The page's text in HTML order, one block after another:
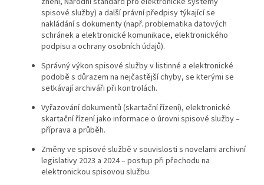
spisové služby) a další právní předpisy týkající se
nakládání s dokumenty (např. problematika datových
schránek a elektronické komunikace, elektronického
podpisu a ochrany osobních údajů).
Správný výkon spisové služby v listinné a elektronické
podobě s důrazem na nejčastější chyby, se kterými se
setkávají archiváři při kontrolách.
Vyřazování dokumentů (skartační řízení), elektronické
skartační řízení jako informace o úrovni spisové služby –
příprava a průběh.
Změny ve spisové službě v souvislosti s novelami archivní
legislativy 2023 a 2024 – postup při přechodu na
elektronickou spisovou službu.